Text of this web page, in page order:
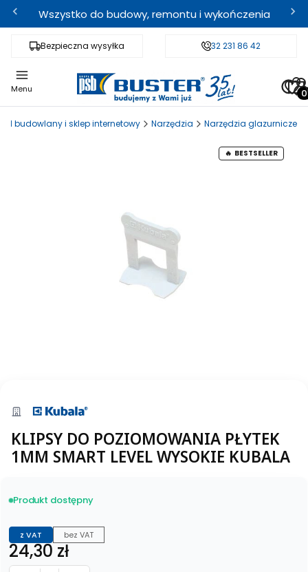
Wszystko do budowy, remontu i wykończenia
Bezpieczna wysyłka Fachowe doradztwo
32 231 86 42
Menu
budowlany i sklep internetowy Narzędzia Narzędzia glazurnicze
BESTSELLER
KLIPSY DO POZIOMOWANIA PŁYTEK
1MM SMART LEVEL WYSOKIE KUBALA
Produkt dostępny
z VAT bez VAT
Cena
24,30 zł